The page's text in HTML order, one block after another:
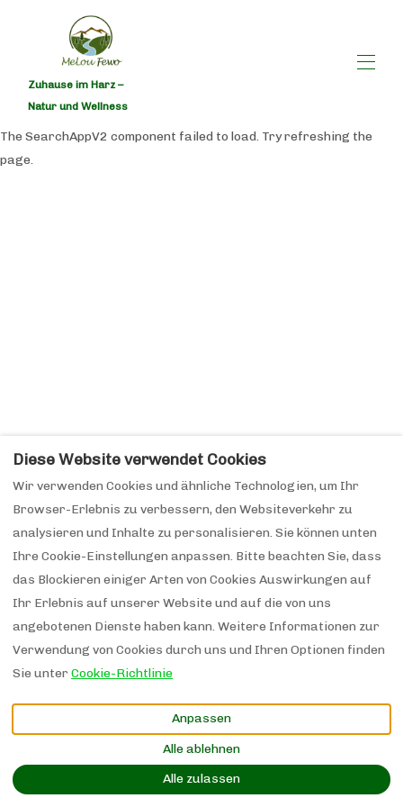
Zuhause im Harz –
Natur und Wellness
MeLou Fewo
The SearchAppV2 component failed to load. Try refreshing the
page.
Diese Website verwendet Cookies
Wir verwenden Cookies und ähnliche Technologien, um Ihr
Browser-Erlebnis zu verbessern, den Websiteverkehr zu
analysieren und Inhalte zu personalisieren. Sie können unten
Ihre Cookie-Einstellungen anpassen. Bitte beachten Sie, dass
das Blockieren einiger Arten von Cookies Auswirkungen auf
Ihr Erlebnis auf unserer Website und auf die von uns
angebotenen Dienste haben kann. Weitere Informationen zur
Verwendung von Cookies durch uns und Ihren Optionen finden
Sie unter Cookie-Richtlinie
Anpassen
Alle ablehnen
Alle zulassen